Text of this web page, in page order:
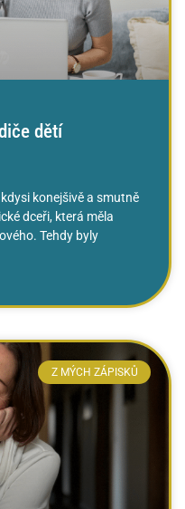
dětí
konejšivě a smutně
dceři, která měla
Tehdy byly
Z MÝCH ZÁPISKŮ